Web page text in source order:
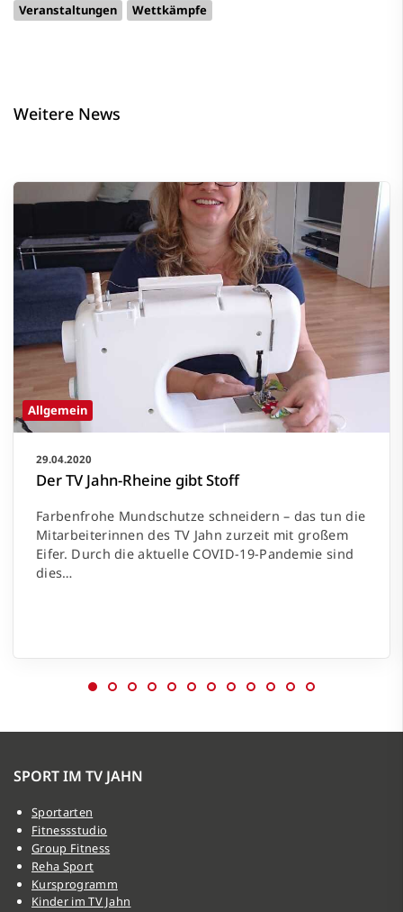
Veranstaltungen
Wettkämpfe
Weitere News
Allgemein
29.04.2020
Der TV Jahn-Rheine gibt Stoff
Farbenfrohe Mundschutze schneidern – das tun die
Mitarbeiterinnen des TV Jahn zurzeit mit großem
Eifer. Durch die aktuelle COVID-19-Pandemie sind
dies…
SPORT IM TV JAHN
Sportarten
Fitnessstudio
Group Fitness
Reha Sport
Kursprogramm
Kinder im TV Jahn